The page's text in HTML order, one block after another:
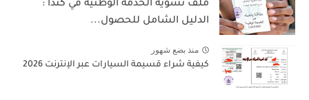
ملف تسوية الخدمة الوطنية في كندا :
الدليل الشامل للحصول...
منذ بضع شهور
كيفية شراء قسيمة السيارات عبر الإنترنت 2026